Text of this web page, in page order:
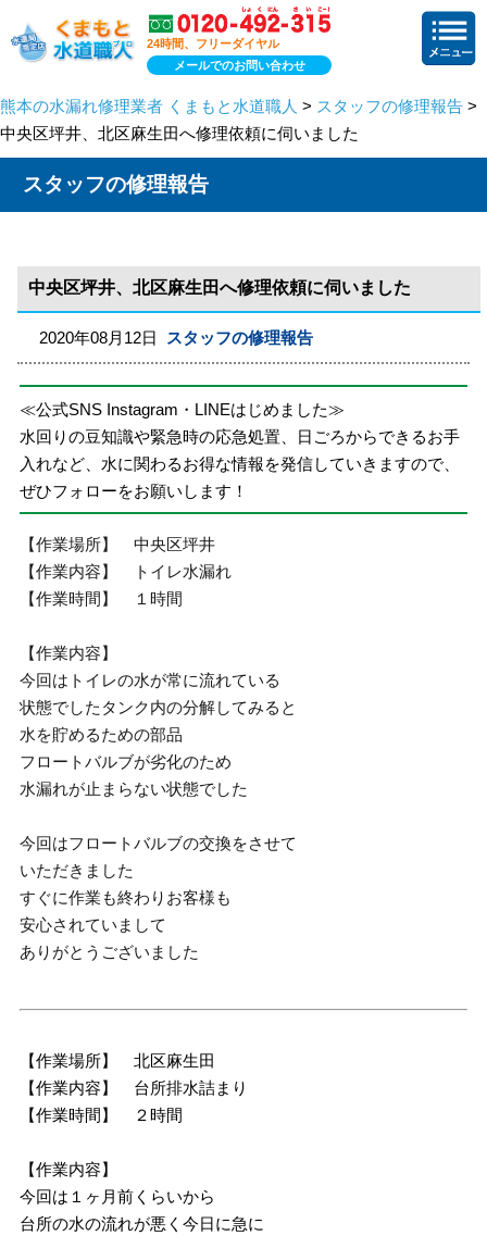
24時間、フリーダイヤル
メールでのお問い合わせ
熊本の水漏れ修理業者 くまもと水道職人 > スタッフの修理報告 >
中央区坪井、北区麻生田へ修理依頼に伺いました
スタッフの修理報告
中央区坪井、北区麻生田へ修理依頼に伺いました
2020年08月12日 スタッフの修理報告
≪公式SNS Instagram・LINEはじめました≫
水回りの豆知識や緊急時の応急処置、日ごろからできるお手
入れなど、水に関わるお得な情報を発信していきますので、
ぜひフォローをお願いします！
【作業場所】 中央区坪井
【作業内容】 トイレ水漏れ
【作業時間】 １時間
【作業内容】
今回はトイレの水が常に流れている
状態でしたタンク内の分解してみると
水を貯めるための部品
フロートバルブが劣化のため
水漏れが止まらない状態でした
今回はフロートバルブの交換をさせて
いただきました
すぐに作業も終わりお客様も
安心されていまして
ありがとうございました
【作業場所】 北区麻生田
【作業内容】 台所排水詰まり
【作業時間】 ２時間
【作業内容】
今回は１ヶ月前くらいから
台所の水の流れが悪く今日に急に